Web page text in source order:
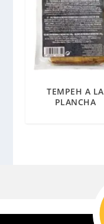
TEMPEH A LA
PLANCHA